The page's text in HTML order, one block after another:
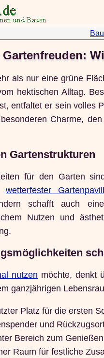
als nur eine grüne
hektischen Alltag.
entfaltet er sein volles
Charme,
Gartenstrukturen
für den Garten
wetterfester
schafft auch
Nutzen und
nutzen möchte, denkt
ganzjährigen
Platz für die ersten
und
Bereich zum
Raum für festliche